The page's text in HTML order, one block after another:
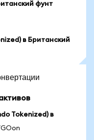
фунт
в Британский
Tokenized) в